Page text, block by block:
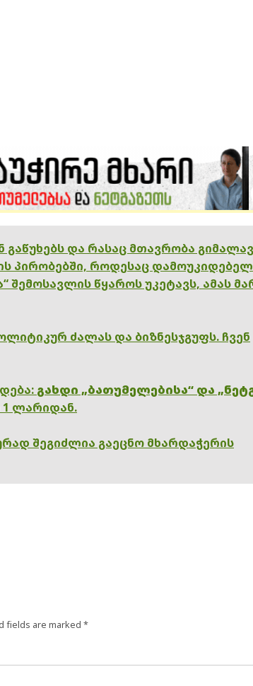
გაწუხებს და რასაც მთავრობა
პირობებში, როდესაც დამოუკიდებელ
შემოსავლის წყაროს უკეტავს, ამას
ძალას და ბიზნესჯგუფს. ჩვენ
გახდი „ბათუმელებისა“ და
1 ლარიდან.
შეგიძლია გაეცნო მხარდაჭერის
fields are marked *